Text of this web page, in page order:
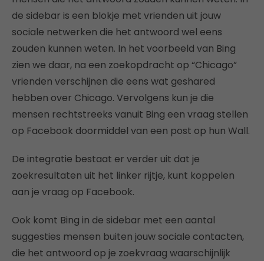
de sidebar is een blokje met vrienden uit jouw
sociale netwerken die het antwoord wel eens
zouden kunnen weten. In het voorbeeld van Bing
zien we daar, na een zoekopdracht op “Chicago”
vrienden verschijnen die eens wat geshared
hebben over Chicago. Vervolgens kun je die
mensen rechtstreeks vanuit Bing een vraag stellen
op Facebook doormiddel van een post op hun Wall.
De integratie bestaat er verder uit dat je
zoekresultaten uit het linker rijtje, kunt koppelen
aan je vraag op Facebook.
Ook komt Bing in de sidebar met een aantal
suggesties mensen buiten jouw sociale contacten,
die het antwoord op je zoekvraag waarschijnlijk